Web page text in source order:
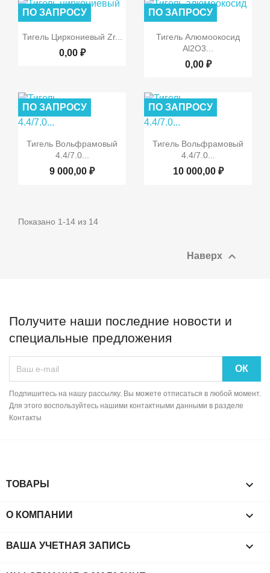
Быстрый просмотр
Тигель Циркониевый Zr...
0,00 ₽
ПО ЗАПРОСУ
Быстрый просмотр
Тигель Алюмоокосид
Al2O3...
0,00 ₽
ПО ЗАПРОСУ
Быстрый просмотр
Тигель Вольфрамовый
4.4/7.0...
9 000,00 ₽
ПО ЗАПРОСУ
Быстрый просмотр
Тигель Вольфрамовый
4.4/7.0...
10 000,00 ₽
ПО ЗАПРОСУ
Показано 1-14 из 14
Наверх 
Получите наши последние новости и
специальные предложения
Подпишитесь на нашу рассылку. Вы можете отписаться в любой момент.
Для этого воспользуйтесь нашими контактными данными в разделе
Контакты
ТОВАРЫ 
О КОМПАНИИ 
ВАША УЧЕТНАЯ ЗАПИСЬ 